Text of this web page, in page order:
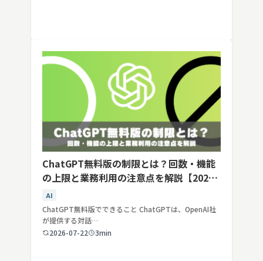
ChatGPT無料版の制限とは？回数・機能
の上限と業務利用の注意点を解説【2026
年最新】
AI
ChatGPT無料版でできること ChatGPTは、OpenAI社
が提供する対話…
2026-07-22
3min